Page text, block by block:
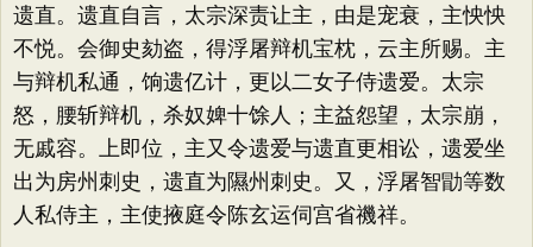
遗直。遗直自言，太宗深责让主，由是宠衰，主怏怏
不悦。会御史劾盗，得浮屠辩机宝枕，云主所赐。主
与辩机私通，饷遗亿计，更以二女子侍遗爱。太宗
怒，腰斩辩机，杀奴婢十馀人；主益怨望，太宗崩，
无戚容。上即位，主又令遗爱与遗直更相讼，遗爱坐
出为房州刺史，遗直为隰州刺史。又，浮屠智勖等数
人私侍主，主使掖庭令陈玄运伺宫省禨祥。